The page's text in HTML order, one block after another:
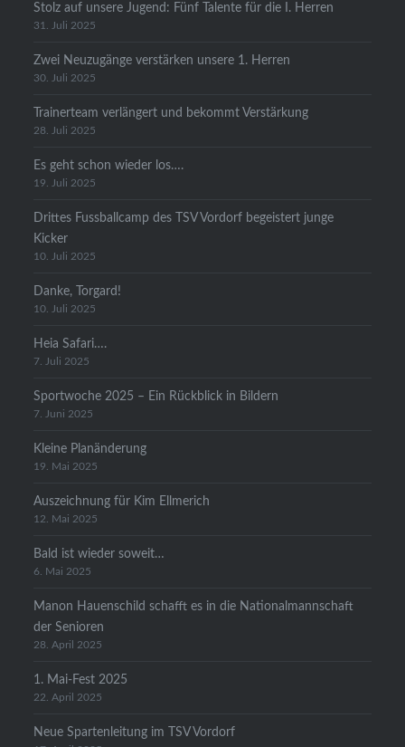
Stolz auf unsere Jugend: Fünf Talente für die I. Herren
31. Juli 2025
Zwei Neuzugänge verstärken unsere 1. Herren
30. Juli 2025
Trainerteam verlängert und bekommt Verstärkung
28. Juli 2025
Es geht schon wieder los….
19. Juli 2025
Drittes Fussballcamp des TSV Vordorf begeistert junge
Kicker
10. Juli 2025
Danke, Torgard!
10. Juli 2025
Heia Safari….
7. Juli 2025
Sportwoche 2025 – Ein Rückblick in Bildern
7. Juni 2025
Kleine Planänderung
19. Mai 2025
Auszeichnung für Kim Ellmerich
12. Mai 2025
Bald ist wieder soweit…
6. Mai 2025
Manon Hauenschild schafft es in die Nationalmannschaft
der Senioren
28. April 2025
1. Mai-Fest 2025
22. April 2025
Neue Spartenleitung im TSV Vordorf